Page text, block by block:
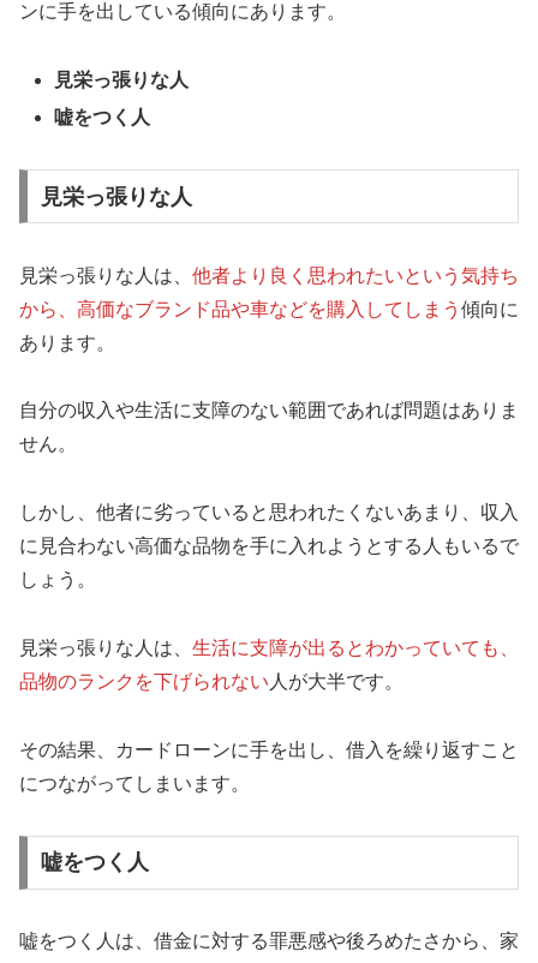
ンに手を出している傾向にあります。
見栄っ張りな人
嘘をつく人
見栄っ張りな人
見栄っ張りな人は、 他者より良く思われたいという気持ち
から、高価なブランド品や車などを購入してしまう 傾向に
あります。
自分の収入や生活に支障のない範囲であれば問題はありま
せん。
しかし、他者に劣っていると思われたくないあまり、収入
に見合わない高価な品物を手に入れようとする人もいるで
しょう。
見栄っ張りな人は、 生活に支障が出るとわかっていても、
品物のランクを下げられない 人が大半です。
その結果、カードローンに手を出し、借入を繰り返すこと
につながってしまいます。
嘘をつく人
嘘をつく人は、借金に対する罪悪感や後ろめたさから、家